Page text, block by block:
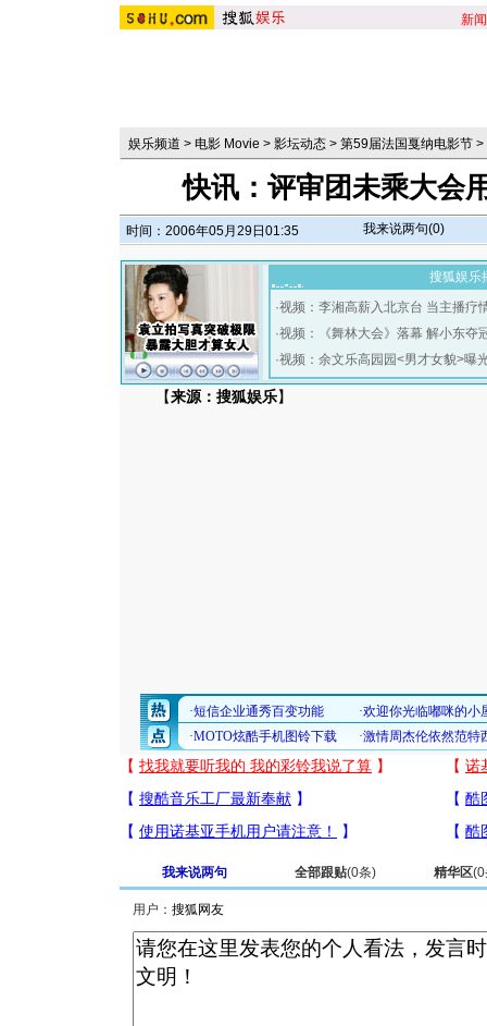
新闻
娱乐频道 > 电影 Movie > 影坛动态 > 第59届法国戛纳电影节 >
快讯：评审团未乘大会
时间：2006年05月29日01:35 我来说两句(0)
搜狐娱乐
·视频：李湘高薪入北京台 当主播疗
·视频：《舞林大会》落幕 解小东夺
·视频：余文乐高园园<男才女貌>曝
【来源：搜狐娱乐】
我来说两句 全部跟贴(0条) 精华区(0
用户：